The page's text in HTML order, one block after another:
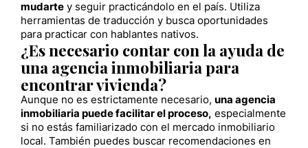
mudarte y seguir practicándolo en el país. Utiliza
herramientas de traducción y busca oportunidades
para practicar con hablantes nativos.
¿Es necesario contar con la ayuda de
una agencia inmobiliaria para
encontrar vivienda?
Aunque no es estrictamente necesario, una agencia
inmobiliaria puede facilitar el proceso, especialmente
si no estás familiarizado con el mercado inmobiliario
local. También puedes buscar recomendaciones en